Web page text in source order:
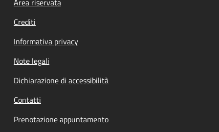
Crediti
Informativa privacy
Note legali
Dichiarazione di accessibilità
Contatti
Prenotazione appuntamento